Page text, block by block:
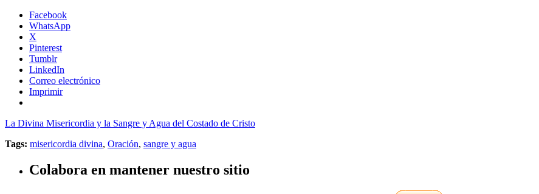
Facebook
WhatsApp
X
Pinterest
Tumblr
LinkedIn
Correo electrónico
Imprimir
La Divina Misericordia y la Sangre y Agua del Costado de Cristo
Tags: misericordia divina, Oración, sangre y agua
Colabora en mantener nuestro sitio